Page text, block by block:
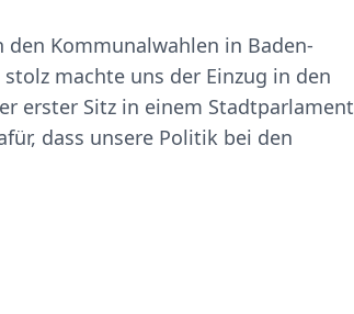
Kommunalwahlen in Baden-
machte uns der Einzug in den
erster Sitz in einem Stadtparlament
dass unsere Politik bei den